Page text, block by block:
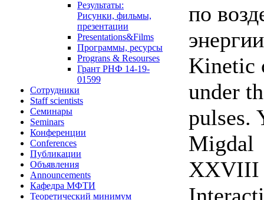
Результаты:
Рисунки, фильмы,
презентации
Presentations&Films
Программы, ресурсы
Prograns & Resourses
Грант РНФ 14-19-
01599
Сотрудники
Staff scientists
Семинары
Seminars
Конференции
Conferences
Публикации
Объявления
Announcements
Кафедра МФТИ
Теоретический минимум
по
Kinetic
under
pulses.
Migdal
XXVIII